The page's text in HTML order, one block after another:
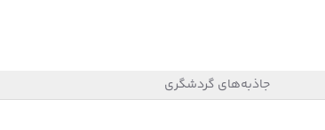
جاذبه‌های گردشگری